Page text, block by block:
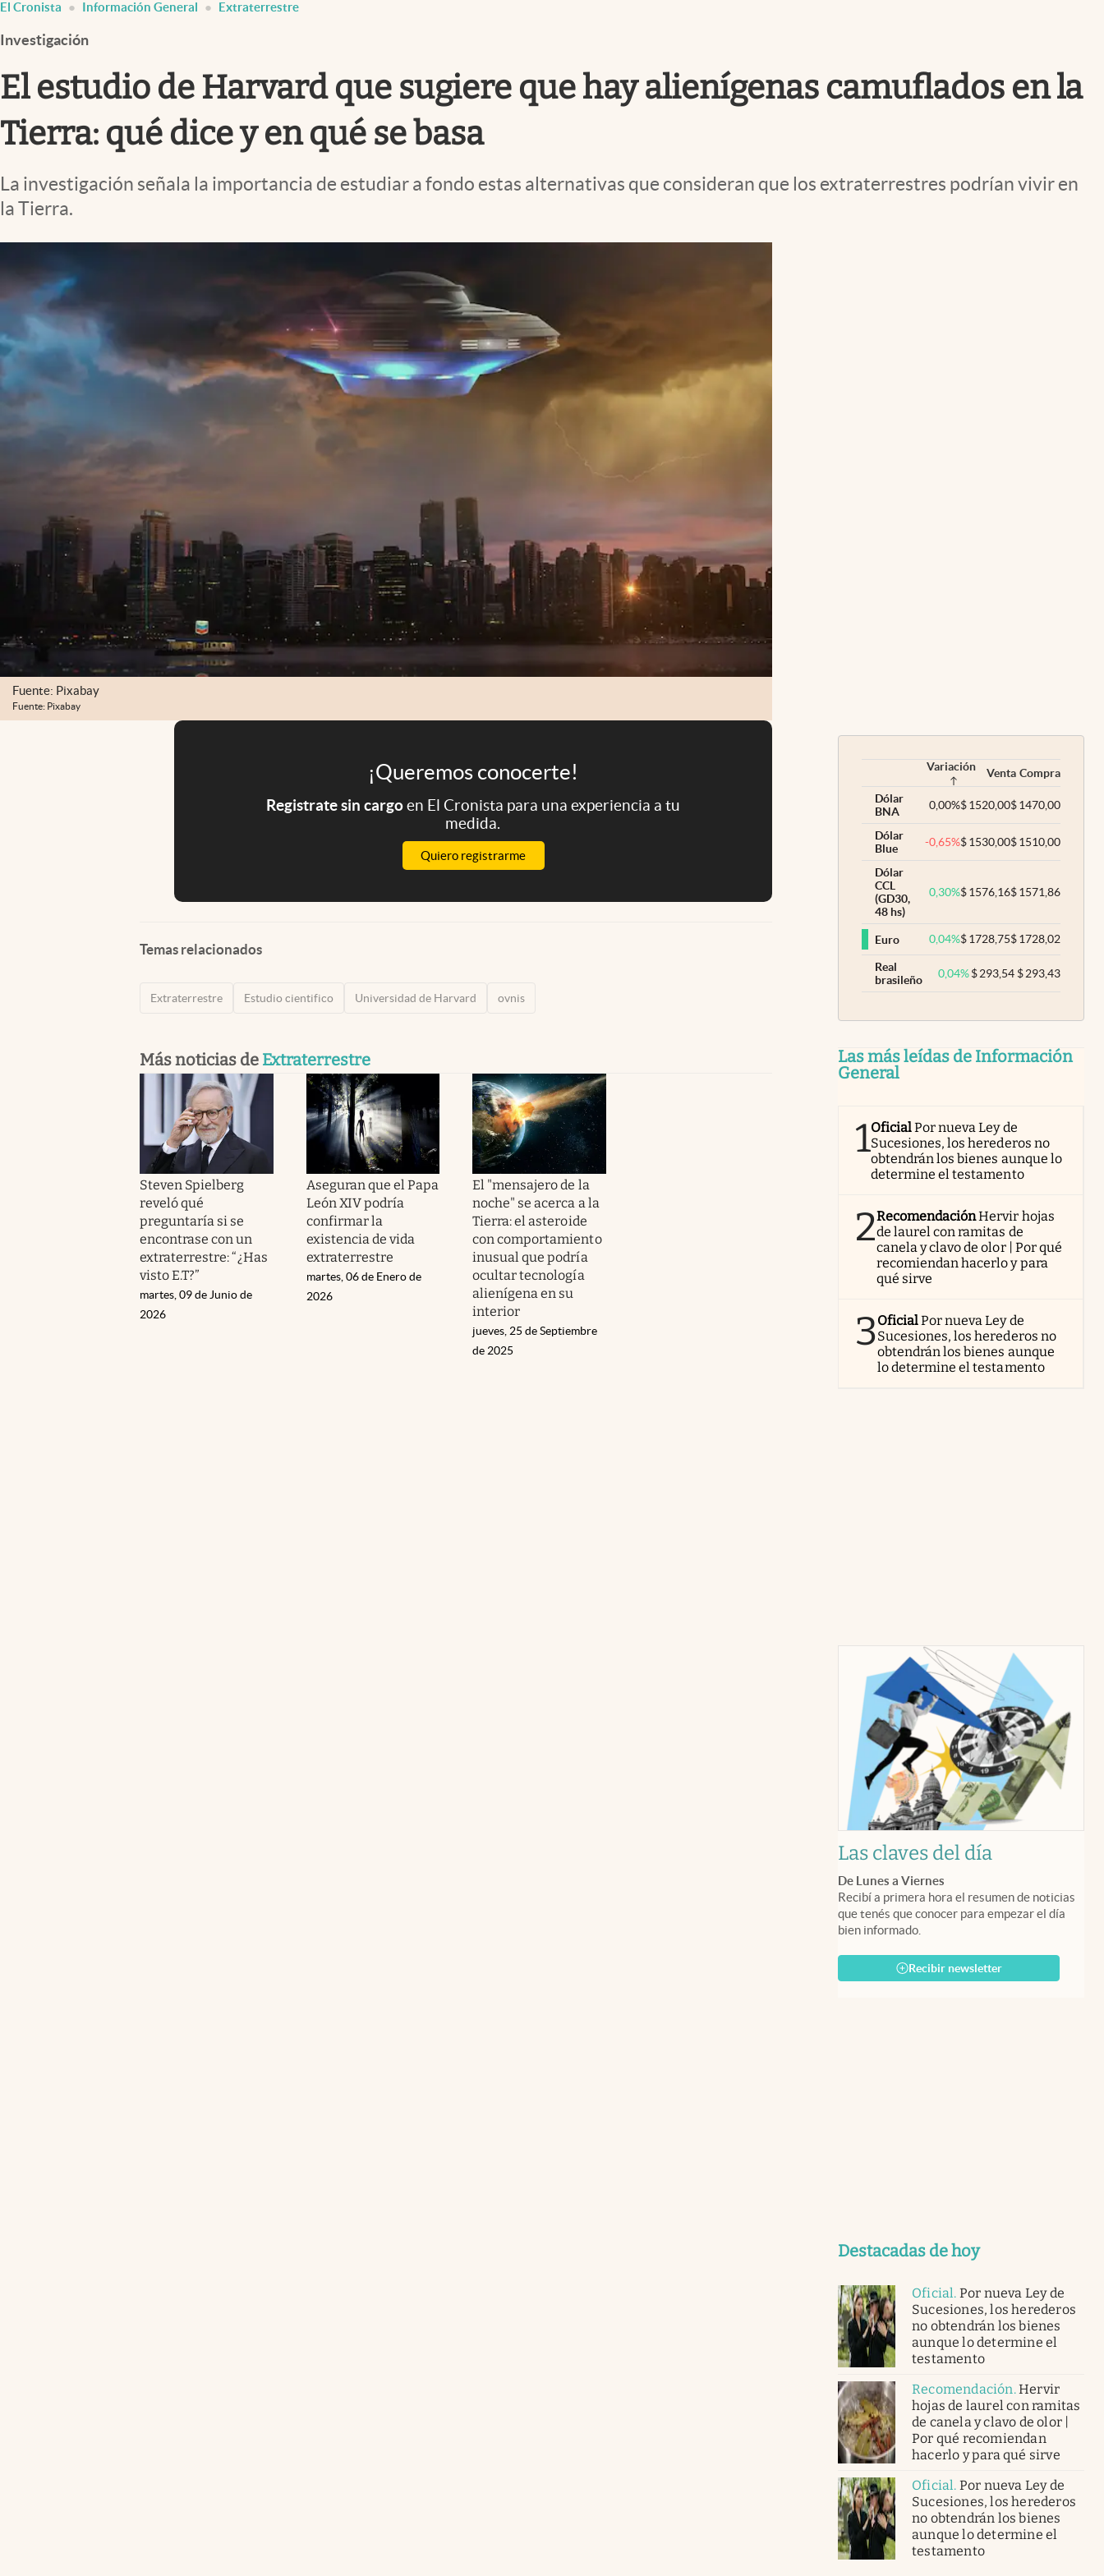
Infotechnology
Clase
Clima
Mundial 2026
Eventos Corporativos
El Cronista Información General Extraterrestre
Investigación
El estudio de Harvard que sugiere que hay alienígenas camuflados en la
Tierra: qué dice y en qué se basa
La investigación señala la importancia de estudiar a fondo estas alternativas que consideran que los extraterrestres podrían vivir en
la Tierra.
Fuente: Pixabay
Fuente: Pixabay
¡Queremos conocerte!
Registrate sin cargoen El Cronista para una experiencia a tu
medida.
Quiero registrarme
Temas relacionados
Extraterrestre Estudio cientifico Universidad de Harvard ovnis
Más noticias de Extraterrestre
Steven Spielberg
reveló qué
preguntaría si se
encontrase con un
extraterrestre: “¿Has
visto E.T?”
martes, 09 de Junio de
2026
Aseguran que el Papa
León XIV podría
confirmar la
existencia de vida
extraterrestre
martes, 06 de Enero de
2026
El "mensajero de la
noche" se acerca a la
Tierra: el asteroide
con comportamiento
inusual que podría
ocultar tecnología
alienígena en su
interior
jueves, 25 de Septiembre
de 2025
Variación Venta Compra
Dólar
BNA
0,00%$1520,00$1470,00
Dólar
Blue
-0,65%$1530,00$1510,00
Dólar
CCL
(GD30,
48 hs)
0,30%$1576,16$1571,86
Euro 0,04%$1728,75$1728,02
Real
brasileño
0,04% $293,54 $293,43
Las más leídas de Información
General
1OficialPor nueva Ley de
Sucesiones, los herederos no
obtendrán los bienes aunque lo
determine el testamento
2RecomendaciónHervir hojas
de laurel con ramitas de
canela y clavo de olor | Por qué
recomiendan hacerlo y para
qué sirve
3OficialPor nueva Ley de
Sucesiones, los herederos no
obtendrán los bienes aunque
lo determine el testamento
Las claves del día
De Lunes a Viernes
Recibí a primera hora el resumen de noticias
que tenés que conocer para empezar el día
bien informado.
Recibir newsletter
Destacadas de hoy
Oficial. Por nueva Ley de
Sucesiones, los herederos
no obtendrán los bienes
aunque lo determine el
testamento
Recomendación.Hervir
hojas de laurel con ramitas
de canela y clavo de olor |
Por qué recomiendan
hacerlo y para qué sirve
Oficial. Por nueva Ley de
Sucesiones, los herederos
no obtendrán los bienes
aunque lo determine el
testamento